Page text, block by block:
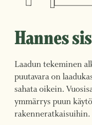
Hannes
Laadun tekeminen
puutavara on
sahata oikein.
ymmärrys puun
rakenneratkaisuihin.